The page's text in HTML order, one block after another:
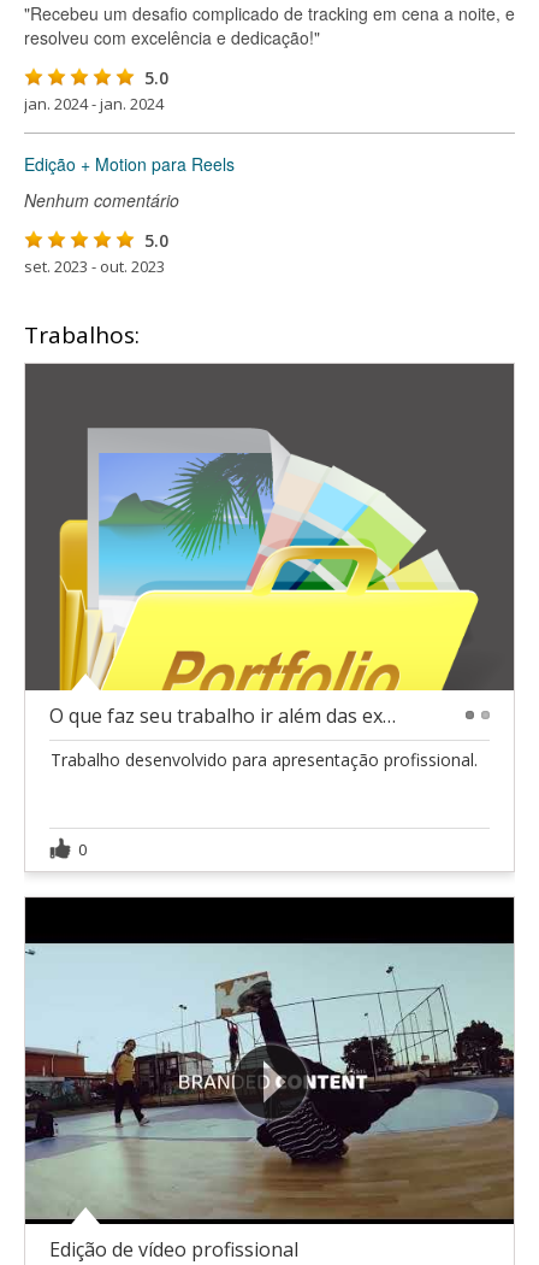
"Recebeu um desafio complicado de tracking em cena a noite, e
resolveu com excelência e dedicação!"
5.0
jan. 2024 - jan. 2024
Edição + Motion para Reels
Nenhum comentário
5.0
set. 2023 - out. 2023
Trabalhos:
O que faz seu trabalho ir além das expectativas?
Trabalho desenvolvido para apresentação profissional.
0
Edição de vídeo profissional